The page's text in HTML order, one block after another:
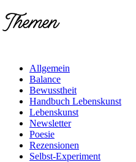
Themen
Allgemein
Balance
Bewusstheit
Handbuch Lebenskunst
Lebenskunst
Newsletter
Poesie
Rezensionen
Selbst-Experiment